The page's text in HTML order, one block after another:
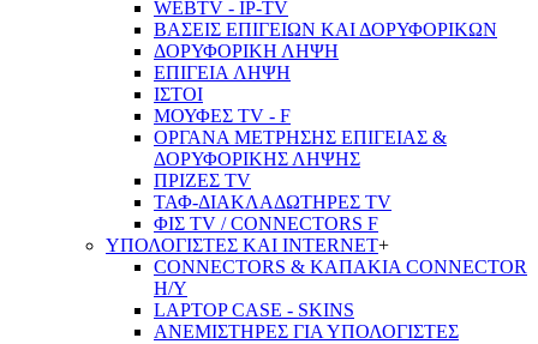
WEBTV - IP-TV
ΒΑΣΕΙΣ ΕΠΙΓΕΙΩΝ ΚΑΙ ΔΟΡΥΦΟΡΙΚΩΝ
ΔΟΡΥΦΟΡΙΚΗ ΛΗΨΗ
ΕΠΙΓΕΙA ΛΗΨΗ
ΙΣΤΟΙ
ΜΟΥΦΕΣ TV - F
ΟΡΓΑΝΑ ΜΕΤΡΗΣΗΣ ΕΠΙΓΕΙΑΣ &
ΔΟΡΥΦΟΡΙΚΗΣ ΛΗΨΗΣ
ΠΡΙΖΕΣ TV
ΤΑΦ-ΔΙΑΚΛΑΔΩΤΗΡΕΣ TV
ΦΙΣ TV / CONNECTORS F
ΥΠΟΛΟΓΙΣΤΕΣ ΚΑΙ INTERNET+
CONNECTORS & ΚΑΠΑΚΙΑ CONNECTOR
Η/Υ
LAPTOP CASE - SKINS
ΑΝΕΜΙΣΤΗΡΕΣ ΓΙΑ ΥΠΟΛΟΓΙΣΤΕΣ